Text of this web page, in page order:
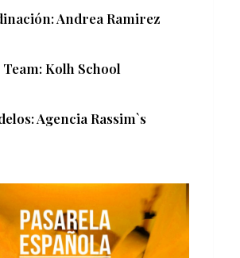
Andrea Ramirez
Team: Kolh School
Agencia Rassim`s